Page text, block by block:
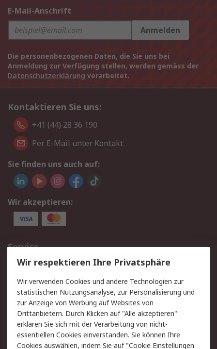
E-Mail-Anschrift
Anmelden
Die personenbezogenen Daten, die Sie uns bei
Anmeldung zur Verfügung stellen, werden gemäss der
Datenschutzerklärung verarbeitet.
Kontaktieren Sie uns:
+41 (44) 28 36 190
Per E-Mail unter Kontakt
Sie finden uns auch auf:
Wir akzeptieren:
Service
Value Added Services
Lieferlösungen
Rücksendungen
Kontakt
Hilfe
Rechtliches
AGB
Datenschutz
Wir respektieren Ihre Privatsphäre
Wir verwenden Cookies und andere Technologien zur
statistischen Nutzungsanalyse, zur Personalisierung und
zur Anzeige von Werbung auf Websites von
Drittanbietern. Durch Klicken auf "Alle akzeptieren"
erklären Sie sich mit der Verarbeitung von nicht-
essentiellen Cookies einverstanden. Sie können Ihre
Cookies auswählen, indem Sie auf "Cookie Einstellungen